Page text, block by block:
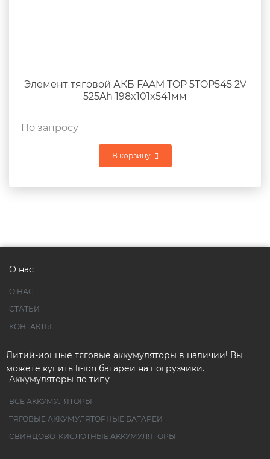
Элемент тяговой АКБ FAAM TOP 5TOP545 2V
525Ah 198x101x541мм
По запросу
В корзину
О нас
О НАС
СТАТЬИ
КОНТАКТЫ
Литий-ионные тяговые аккумуляторы в наличии! Вы
можете купить li-ion батареи на погрузчики.
Аккумуляторы по типу
ВСЕ АККУМУЛЯТОРЫ
ТЯГОВЫЕ АККУМУЛЯТОРНЫЕ БАТАРЕИ
СВИНЦОВО-КИСЛОТНЫЕ АККУМУЛЯТОРЫ